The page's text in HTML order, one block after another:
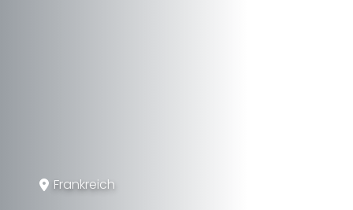
Frankreich